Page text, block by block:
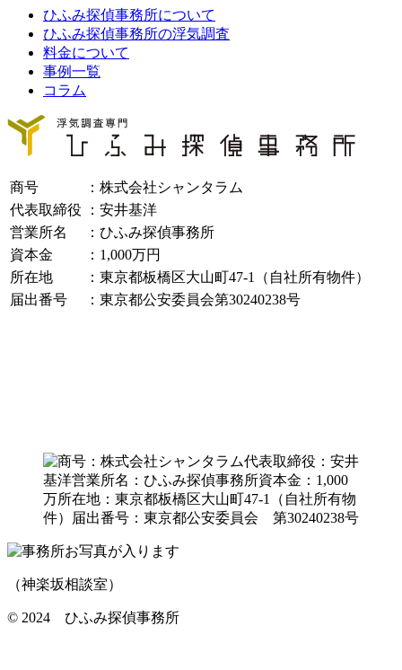
ひふみ探偵事務所について
ひふみ探偵事務所の浮気調査
料金について
事例一覧
コラム
商号
：株式会社シャンタラム
代表取締役
：安井基洋
営業所名
：ひふみ探偵事務所
資本金
：1,000万円
所在地
：東京都板橋区大山町47-1
（自社所有物件）
届出番号
：東京都公安委員会第30240238号
（神楽坂相談室）
©️ 2024 ひふみ探偵事務所